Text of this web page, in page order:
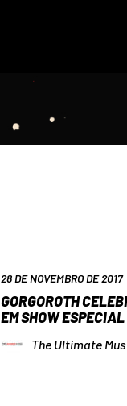
28 DE NOVEMBRO DE 2017
GORGOROTH
EM SHOW ESPECIAL
The Ultimate